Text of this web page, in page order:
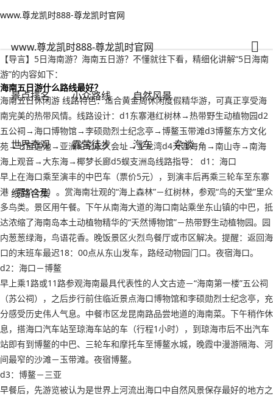
www.尊龙凯时888-尊龙凯时官网
www.尊龙凯时888-尊龙凯时官网
景点排名 小众路线 自然风景
世界奇观 露营徒步 汽车 杂谈
线路合集
www.尊龙凯时888-尊龙凯时官网
5日海南游？海南五日游-www.尊龙凯时888
【导言】5日海南游？海南五日游？不懂就往下看，精细化讲解“5日海南
游”的内容如下：
海南五日游什么路线最好？
海南五日休闲游 线路特色：适合黄金周休闲度假精华游，可真正享受海
南完美的热带风情。线路设计：d1东寨港红树林→热带野生动植物园d2
五公祠→海口博物馆→李硕勋烈士纪念亭→博鳌玉带滩d3博鳌东方文化
苑→七宝莲池→亚洲论坛永久会址→亚龙湾d4天涯海角→南山寺→南海
海上观音→大东海→椰梦长廊d5蜈支洲岛线路指导： d1：海口
早上在海口乘至演丰的中巴车（票价5元），到演丰后再乘三轮车至东寨
港（票价2元）。赏海南壮观的“海上森林”－红树林，参观“鸟的天堂”里众
多鸟类。景区用午餐。下午从南海大道的海口南站乘坐东山镇的中巴，抵
达浓缩了海南岛本土动植物精华的“天然博物馆”－热带野生动植物园。园
内葱葱绿海，鸟语花香。晚饭景区火烈鸟餐厅或市区解决。提醒：返回海
口的末班车最迟18：00点从东山发车，路经动物园门口。夜宿海口。
d2：海口－博鳌
早上乘1路或11路参观海南最具代表性的人文古迹－“海南第一楼”五公祠
（苏公祠），之后步行前住临近景点海口博物馆和李硕勋烈士纪念亭，充
分感受历史伟人气息。中餐市区龙昆南路品尝地道的海南菜。下午稍作休
息，搭海口汽车站至琼海车站的车（行程1小时），到琼海市后不出汽车
站即有到博鳌的中巴、三轮车和摩托车至博鳌水城，晚霞中漫游隔海、河
间最窄的沙滩－玉带滩。夜宿博鳌。
d3：博鳌－三亚
早餐后，先游览被认为是世界上河流出海口中自然风景保存最好的地方之